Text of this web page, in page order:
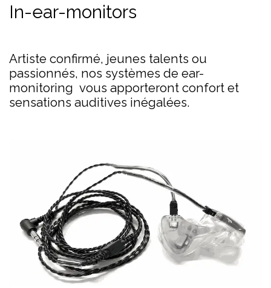
In-ear-monitors
Artiste confirmé, jeunes talents ou
passionnés, nos systèmes de ear-
monitoring vous apporteront confort et
sensations auditives inégalées.